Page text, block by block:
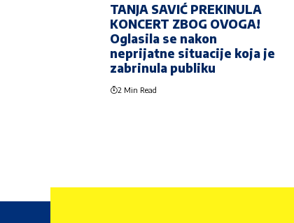
TANJA SAVIĆ PREKINULA
KONCERT ZBOG OVOGA!
Oglasila se nakon
neprijatne situacije koja je
zabrinula publiku
2 Min Read